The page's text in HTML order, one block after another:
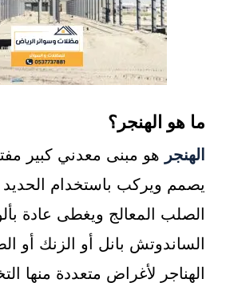
ما هو الهنجر؟
الهنجر هو مبنى معدني كبير
يصمم ويركب باستخدام الحديد
الصلب المعالج ويغطى عادة
الساندوتش بانل أو الزنك أو
الهناجر لأغراض متعددة منها